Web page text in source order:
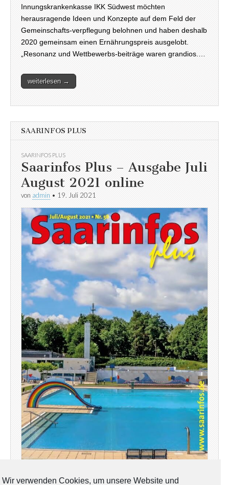
Innungskrankenkasse IKK Südwest möchten
herausragende Ideen und Konzepte auf dem Feld der
Gemeinschafts-verpflegung belohnen und haben deshalb
2020 gemeinsam einen Ernährungspreis ausgelobt.
„Resonanz und Wettbewerbs-beiträge waren grandios.…
weiterlesen →
SAARINFOS PLUS
SAARINFOS PLUS
Saarinfos Plus – Ausgabe Juli
August 2021 online
von admin • 19. Juli 2021
Wir verwenden Cookies, um unsere Website und